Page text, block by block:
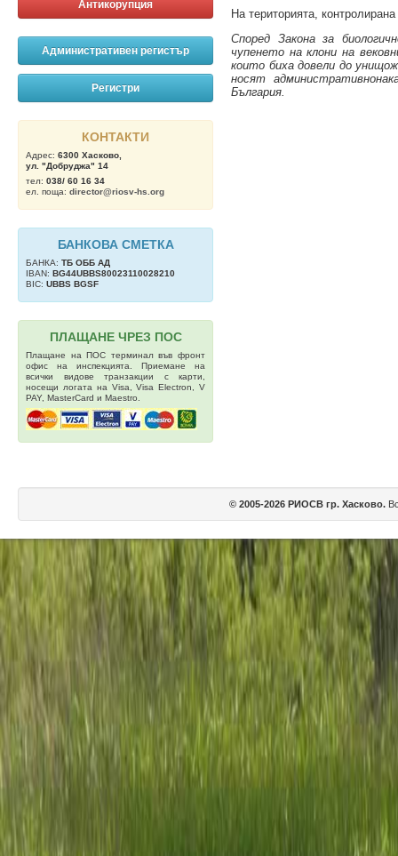
Антикорупция
Административен регистър
Регистри
КОНТАКТИ
Адрес: 6300 Хасково,
ул. "Добруджа" 14
тел: 038/ 60 16 34
ел. поща: director@riosv-hs.org
БАНКОВА СМЕТКА
БАНКА: ТБ OББ АД
IBAN: BG44UBBS80023110028210
BIC: UBBS BGSF
ПЛАЩАНЕ ЧРЕЗ ПОС
Плащане на ПОС терминал във фронт
офис на инспекцията. Приемане на
всички видове транзакции с карти,
носещи логата на Visa, Visa Electron, V
PAY, MasterCard и Maestro.
На територията,
Според Закона за
чупенето на клони на
които биха довели до
носят
България.
© 2005-2026 РИОСВ гр. Хасково.